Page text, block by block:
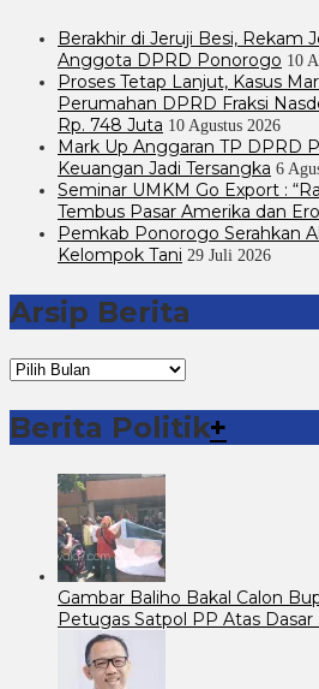
Berakhir di Jeruji Besi, Rekam
Anggota DPRD Ponorogo 10
Proses Tetap Lanjut, Kasus
Perumahan DPRD Fraksi
Rp. 748 Juta 10 Agustus 2026
Mark Up Anggaran TP DPRD
Keuangan Jadi Tersangka 6
Seminar UMKM Go Export :
Tembus Pasar Amerika dan
Pemkab Ponorogo Serahkan
Kelompok Tani 29 Juli 2026
Arsip Berita
Arsip
Berita
Berita Politik+
Gambar Baliho Bakal Calon
Petugas Satpol PP Atas Dasar